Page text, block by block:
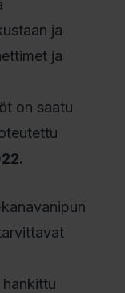
ja
ja
on saatu